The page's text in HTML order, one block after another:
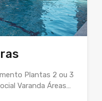
Plantas 2 ou 3
Varanda Áreas…